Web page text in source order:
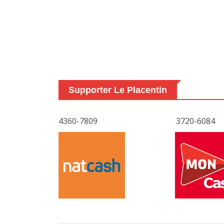
Supporter Le Placentin
4360-7809 3720-6084